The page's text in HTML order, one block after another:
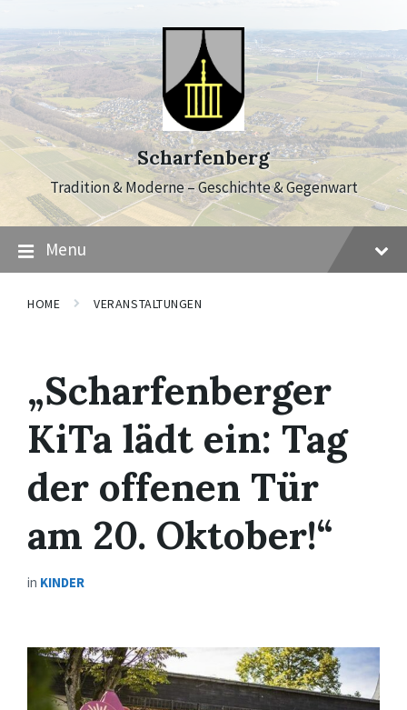
content
main
navigation
footer
Scharfenberg
Tradition & Moderne – Geschichte & Gegenwart
Menu
HOME VERANSTALTUNGEN
„Scharfenberger
KiTa lädt ein: Tag
der offenen Tür
am 20. Oktober!“
in KINDER